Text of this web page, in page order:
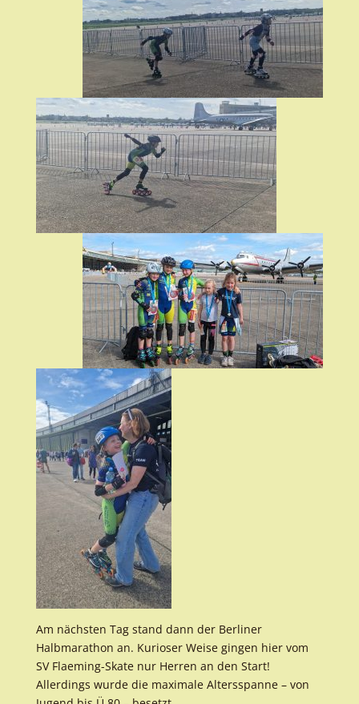
Am nächsten Tag stand dann der Berliner
Halbmarathon an. Kurioser Weise gingen hier vom
SV Flaeming-Skate nur Herren an den Start!
Allerdings wurde die maximale Altersspanne – von